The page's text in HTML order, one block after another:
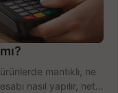
mantıklı, ne
nasıl yapılır, net